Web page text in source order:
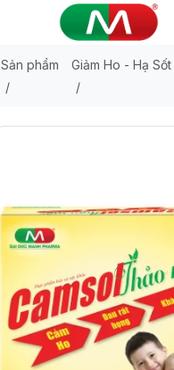
Sản phẩm
/
Giảm Ho - Hạ Sốt
/